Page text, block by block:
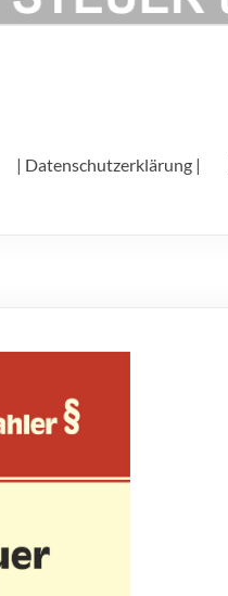
| Datenschutzerklärung |